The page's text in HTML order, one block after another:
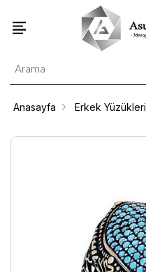
Anasayfa Erkek Yüzükleri